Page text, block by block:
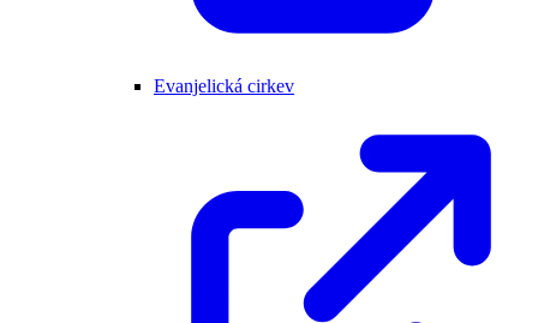
Evanjelická cirkev